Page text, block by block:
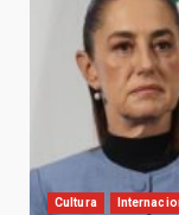
Cultura